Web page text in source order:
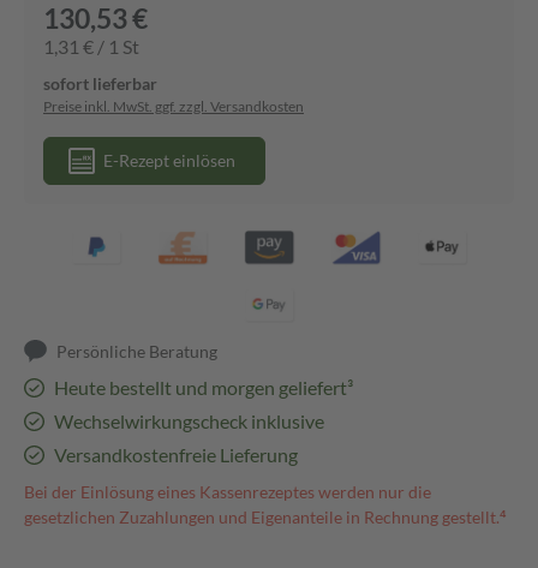
130,53 €
1,31 € / 1 St
sofort lieferbar
Preise inkl. MwSt. ggf. zzgl. Versandkosten
E-Rezept einlösen
Persönliche Beratung
Heute bestellt und morgen geliefert³
Wechselwirkungscheck inklusive
Versandkostenfreie Lieferung
Bei der Einlösung eines Kassenrezeptes werden nur die
gesetzlichen Zuzahlungen und Eigenanteile in Rechnung gestellt.⁴